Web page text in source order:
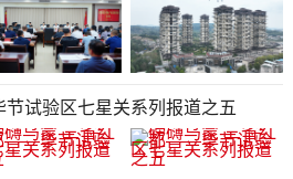
试验区七星关系列报道之五